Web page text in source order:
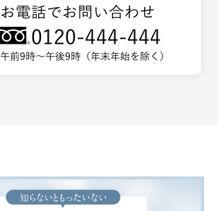
お電話でお問い合わせ
0120-444-444
午前9時～午後9時（年末年始を除く）